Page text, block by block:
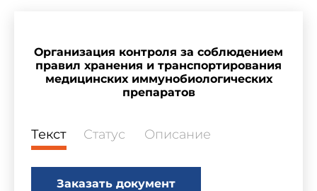
Организация контроля за соблюдением
правил хранения и транспортирования
медицинских иммунобиологических
препаратов
Текст Статус Описание
Заказать документ